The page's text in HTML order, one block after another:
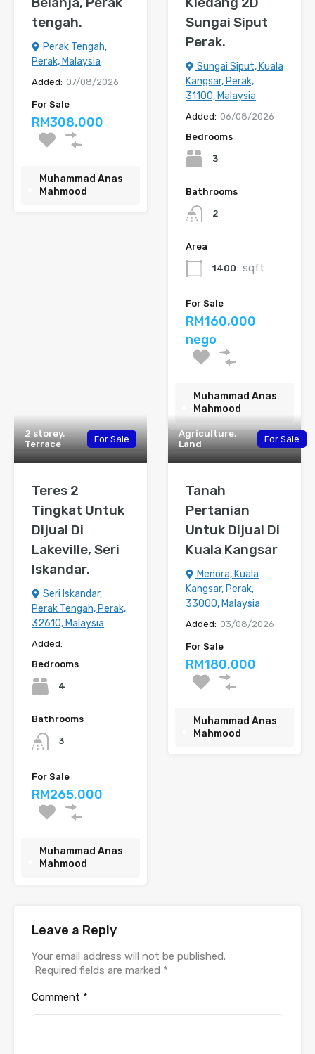
tengah.
Perak Tengah,
Perak, Malaysia
Added: 07/08/2026
For Sale
RM308,000
Muhammad Anas
Mahmood
Sungai Siput
Perak.
Sungai Siput, Kuala
Kangsar, Perak,
31100, Malaysia
Added: 06/08/2026
Bedrooms
3
Bathrooms
2
Area
1400 sqft
For Sale
RM160,000
nego
Muhammad Anas
Mahmood
2 storey,
Terrace
For Sale
Teres 2
Tingkat Untuk
Dijual Di
Lakeville, Seri
Iskandar.
Seri Iskandar,
Perak Tengah, Perak,
32610, Malaysia
Added:
Bedrooms
4
Bathrooms
3
For Sale
RM265,000
Muhammad Anas
Mahmood
Agriculture,
Land
For Sale
Tanah
Pertanian
Untuk Dijual Di
Kuala Kangsar
Menora, Kuala
Kangsar, Perak,
33000, Malaysia
Added: 03/08/2026
For Sale
RM180,000
Muhammad Anas
Mahmood
Leave a Reply
Your email address will not be published.
Required fields are marked *
Comment *